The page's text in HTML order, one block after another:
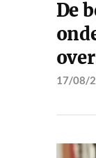
De
17/08/